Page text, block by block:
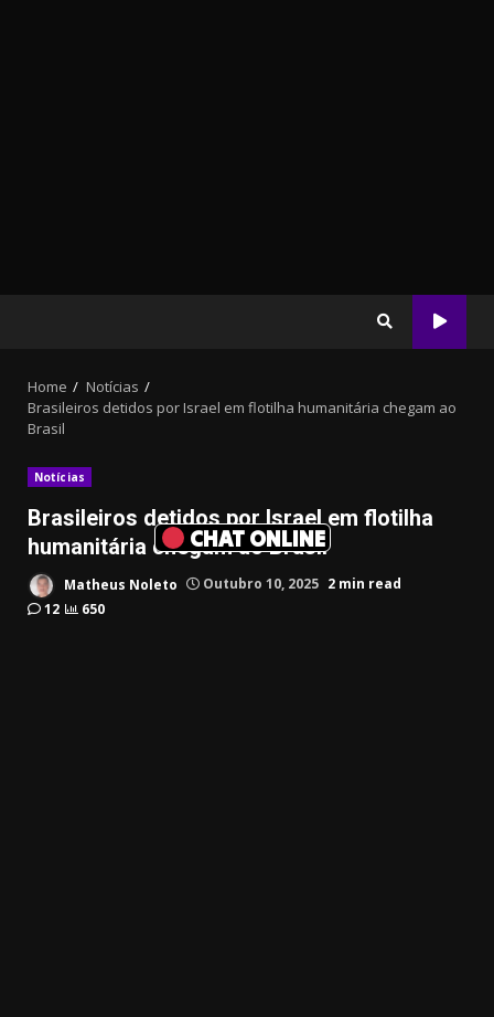
CHAT ONLINE
Home
Notícias
Brasileiros detidos por Israel em flotilha humanitária chegam ao
Brasil
Notícias
Brasileiros detidos por Israel em flotilha
humanitária chegam ao Brasil
Matheus Noleto Outubro 10, 2025 2 min read
12
650